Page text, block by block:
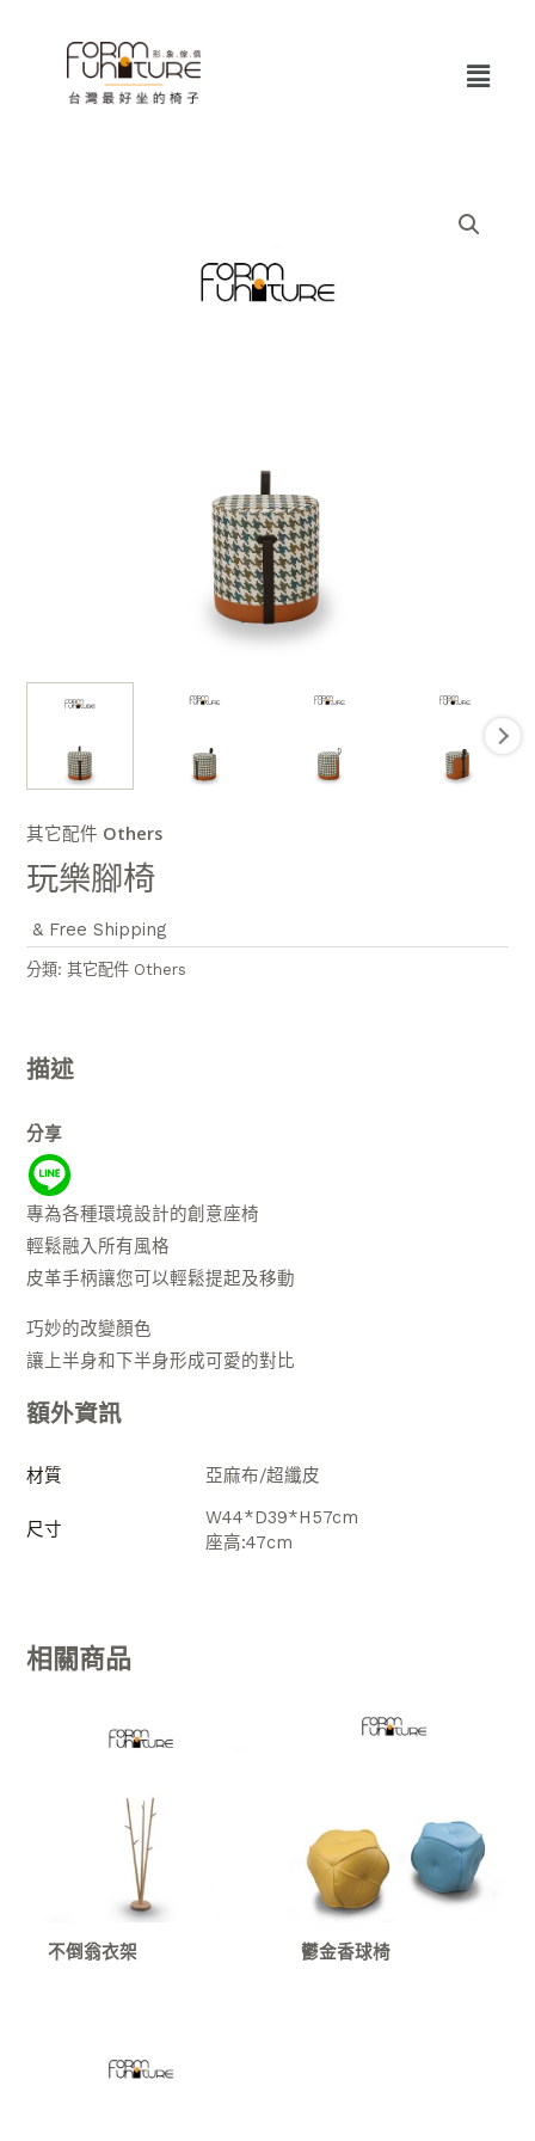
Menu
其它配件 Others
玩樂腳椅
& Free Shipping
分類:其它配件 Others
描述
分享
專為各種環境設計的創意座椅
輕鬆融入所有風格
皮革手柄讓您可以輕鬆提起及移動
巧妙的改變顏色
讓上半身和下半身形成可愛的對比
額外資訊
材質 亞麻布/超纖皮
尺寸
W44*D39*H57cm
座高:47cm
相關商品
不倒翁衣架 鬱金香球椅